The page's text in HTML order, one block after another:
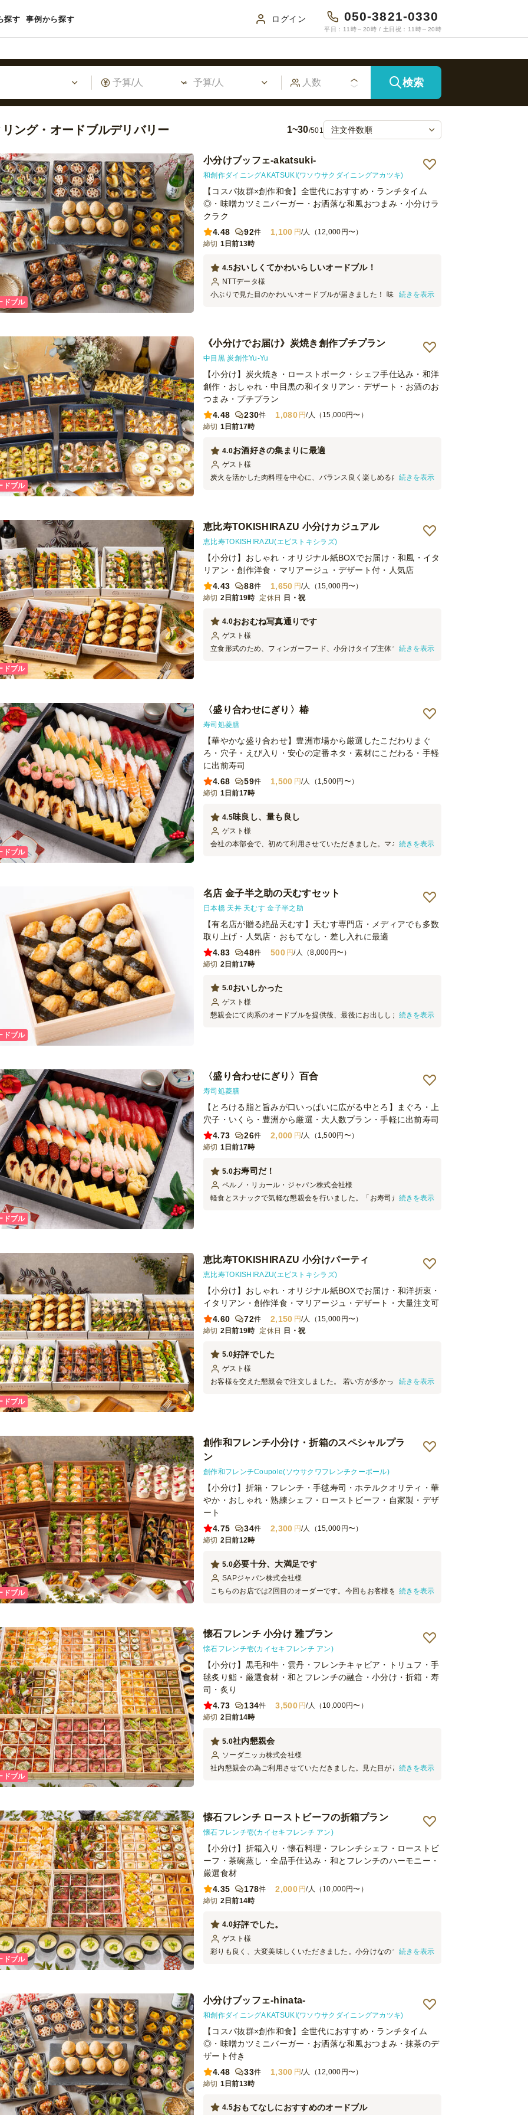
探す 事例から探す ログイン 050-3821-0330
平日：11時～20時 / 土日祝：11時～20時
検索
ング・オードブルデリバリー 1~30/501
小分けブッフェ-akatsuki-
和創作ダイニングAKATSUKI(ワソウサクダイニングアカツキ)
【コスパ抜群×創作和食】全世代におすすめ・ランチタイム
◎・味噌カツミニバーガー・お洒落な和風おつまみ・小分けラ
クラク
4.48
92件 1,100 円/人（12,000円〜）
締切 1日前13時
おいしくてかわいらしいオードブル！
4.5
NTTデータ様
小ぶりで見た目のかわいいオードブルが届きました！ 味もおいしく
続きを表示
ドブル
《小分けでお届け》炭焼き創作プチプラン
中目黒 炭創作Yu-Yu
【小分け】炭火焼き・ローストポーク・シェフ手仕込み・和洋
創作・おしゃれ・中目黒の和イタリアン・デザート・お酒のお
つまみ・プチプラン
4.48
230件 1,080 円/人（15,000円〜）
締切 1日前17時
お酒好きの集まりに最適
4.0
ゲスト 様
炭火を活かした肉料理を中心に、バランス良く楽しめる内容でし
り、全体として価格以上の満足度を感じられるオードブルでした。
続きを表示
ドブル
恵比寿TOKISHIRAZU 小分けカジュアル
恵比寿TOKISHIRAZU(エビストキシラズ)
【小分け】おしゃれ・オリジナル紙BOXでお届け・和風・イタ
リアン・創作洋食・マリアージュ・デザート付・人気店
4.43
88件 1,650 円/人（15,000円〜）
締切 2日前19時 定休日 日・祝
おおむね写真通りです
4.0
ゲスト 様
立食形式のため、フィンガーフード、小分けタイプ主体でいくつか
せができれば使い捨てトングを調達するなり対応ができたかなと思
います。 一口でパッと口に入れる、というのは難しいメニューがい
す。
続きを表示
ドブル
〈盛り合わせにぎり〉椿
寿司処菱膳
【華やかな盛り合わせ】豊洲市場から厳選したこだわりまぐ
ろ・穴子・えび入り・安心の定番ネタ・素材にこだわる・手軽
に出前寿司
4.68
59件 1,500 円/人（1,500円〜）
締切 1日前17時
味良し、量も良し
4.5
ゲスト 様
会社の本部会で、初めて利用させていただきました。マネジメント
続きを表示
ドブル
名店 金子半之助の天むすセット
日本橋 天丼 天むす 金子半之助
【有名店が贈る絶品天むす】天むす専門店・メディアでも多数
取り上げ・人気店・おもてなし・差し入れに最適
4.83
48件 500 円/人（8,000円〜）
締切 2日前17時
おいしかった
5.0
ゲスト 様
懇親会にて肉系のオードブルを提供後、最後にお出ししました。ア
続きを表示
ドブル
〈盛り合わせにぎり〉百合
寿司処菱膳
【とろける脂と旨みが口いっぱいに広がる中とろ】まぐろ・上
穴子・いくら・豊洲から厳選・大人数プラン・手軽に出前寿司
4.73
26件 2,000 円/人（1,500円〜）
締切 1日前17時
お寿司だ！
5.0
ペルノ・リカール・ジャパン株式会社様
軽食とスナックで気軽な懇親会を行いました。「お寿司だ！」と喜
続きを表示
ドブル
恵比寿TOKISHIRAZU 小分けパーティ
恵比寿TOKISHIRAZU(エビストキシラズ)
【小分け】おしゃれ・オリジナル紙BOXでお届け・和洋折衷・
イタリアン・創作洋食・マリアージュ・デザート・大量注文可
4.60
72件 2,150 円/人（15,000円〜）
締切 2日前19時 定休日 日・祝
好評でした
5.0
ゲスト 様
お客様を交えた懇親会で注文しました。 若い方が多かったので食べ
続きを表示
ドブル
創作和フレンチ小分け・折箱のスペシャルプラ
ン
創作和フレンチCoupole(ソウサクワフレンチクーポール)
【小分け】折箱・フレンチ・手毬寿司・ホテルクオリティ・華
やか・おしゃれ・熟練シェフ・ローストビーフ・自家製・デザ
ート
4.75
34件 2,300 円/人（15,000円〜）
締切 2日前12時
必要十分、大満足です
5.0
SAPジャパン株式会社様
こちらのお店では2回目のオーダーです。今回もお客様をお招きして
します！
続きを表示
ドブル
懐石フレンチ 小分け 雅プラン
懐石フレンチ壱(カイセキフレンチ アン)
【小分け】黒毛和牛・雲丹・フレンチキャビア・トリュフ・手
毬炙り鮨・厳選食材・和とフレンチの融合・小分け・折箱・寿
司・炙り
4.73
134件 3,500 円/人（10,000円〜）
締切 2日前14時
社内懇親会
5.0
ソーダニッカ株式会社様
社内懇親会の為ご利用させていただきました。見た目がとても華や
続きを表示
ドブル
懐石フレンチ ローストビーフの折箱プラン
懐石フレンチ壱(カイセキフレンチ アン)
【小分け】折箱入り・懐石料理・フレンチシェフ・ローストビ
ーフ・茶碗蒸し・全品手仕込み・和とフレンチのハーモニー・
厳選食材
4.35
178件 2,000 円/人（10,000円〜）
締切 2日前14時
好評でした。
4.0
ゲスト 様
彩りも良く、大変美味しくいただきました。小分けなので取り分け
続きを表示
ドブル
小分けブッフェ-hinata-
和創作ダイニングAKATSUKI(ワソウサクダイニングアカツキ)
【コスパ抜群×創作和食】全世代におすすめ・ランチタイム
◎・味噌カツミニバーガー・お洒落な和風おつまみ・抹茶のデ
ザート付き
4.48
33件 1,300 円/人（12,000円〜）
締切 1日前13時
おもてなしにおすすめのオードブル
4.5